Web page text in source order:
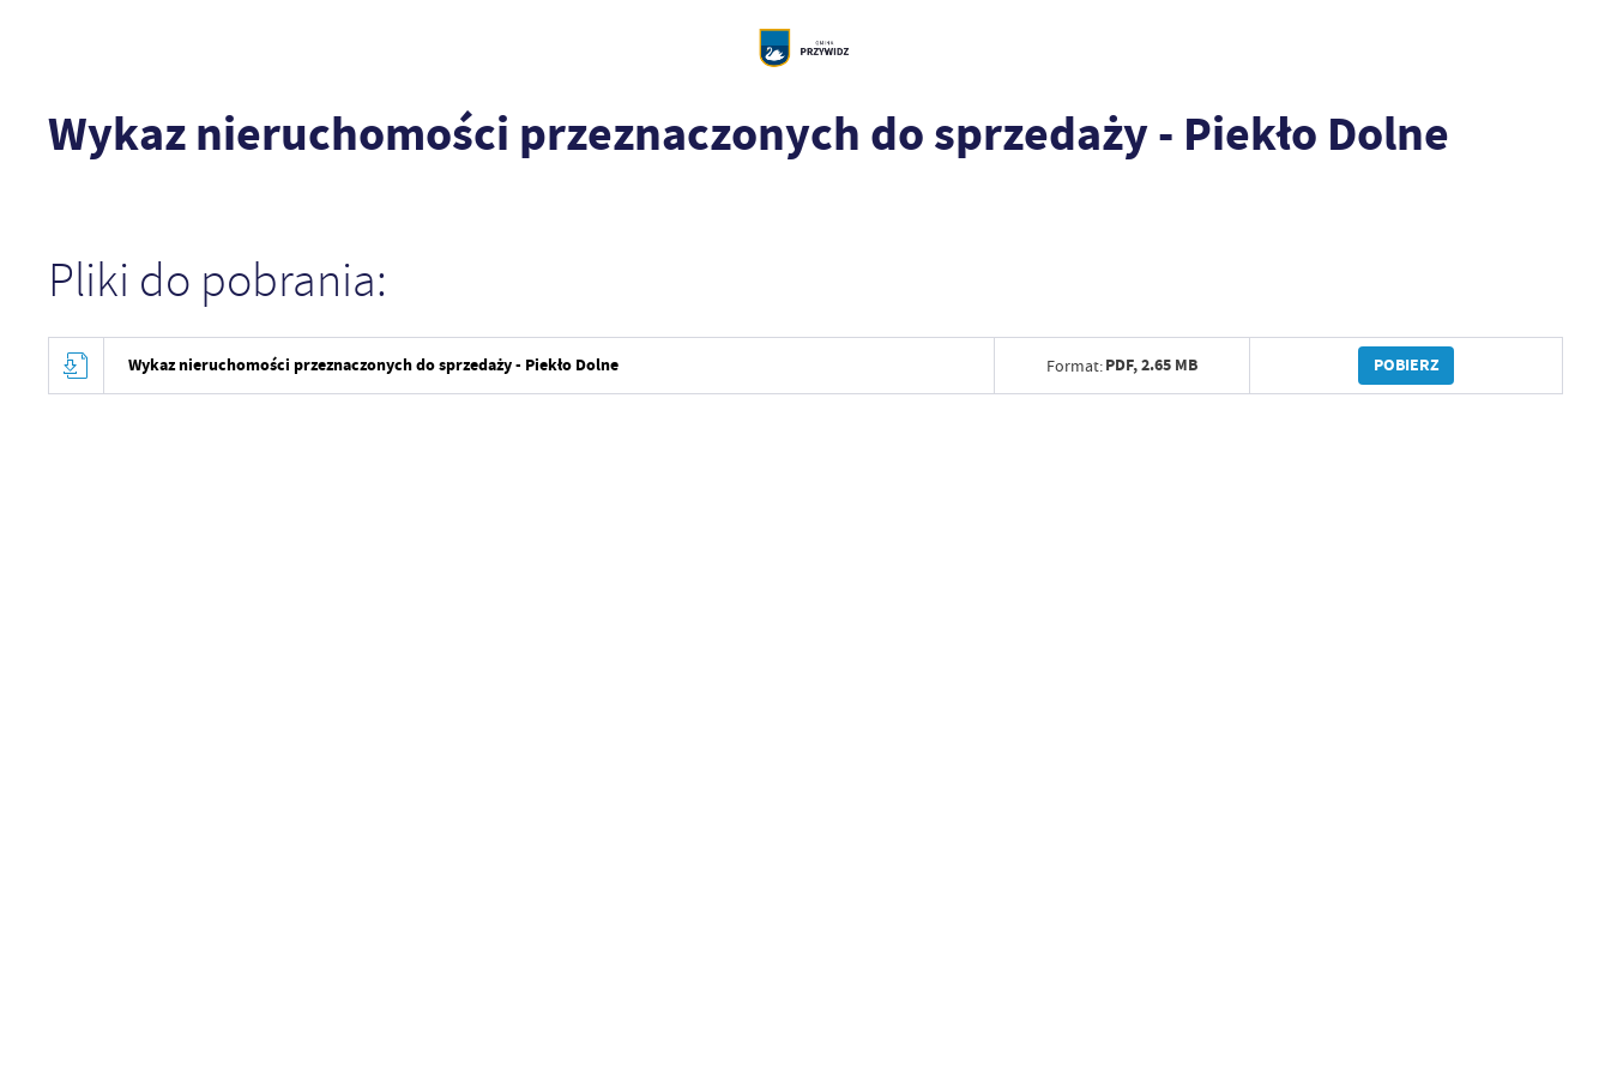
Wykaz nieruchomości przeznaczonych do sprzedaży - Piekło Dolne
Pliki do pobrania:
Wykaz nieruchomości przeznaczonych do sprzedaży - Piekło Dolne Format:PDF,2.65 MB POBIERZ